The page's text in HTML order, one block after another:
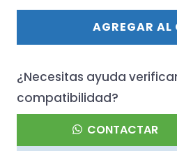
AGREGAR AL
¿Necesitas ayuda
compatibilidad?
CONTACTAR